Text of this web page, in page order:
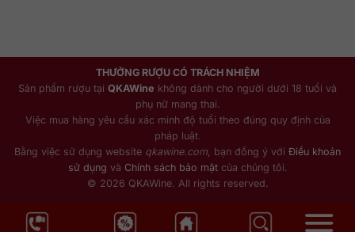
THƯỞNG RƯỢU CÓ TRÁCH NHIỆM
Sản phẩm rượu tại QKAWine không dành cho người dưới 18 tuổi và
phụ nữ mang thai.
Việc mua hàng yêu cầu xác minh độ tuổi theo đúng quy định của
pháp luật.
Bằng việc sử dụng website qkawine.com , bạn đồng ý với Điều khoản
sử dụng và Chính sách bảo mậtcủa chúng tôi.
© 2026 QKAWine. All rights reserved.